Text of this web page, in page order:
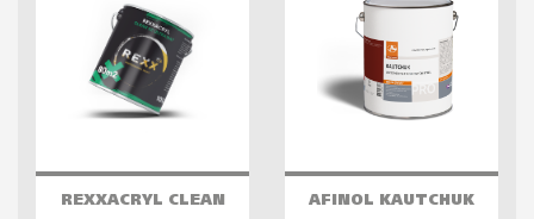
REXXACRYL CLEAN
AFINOL KAUTCHUK